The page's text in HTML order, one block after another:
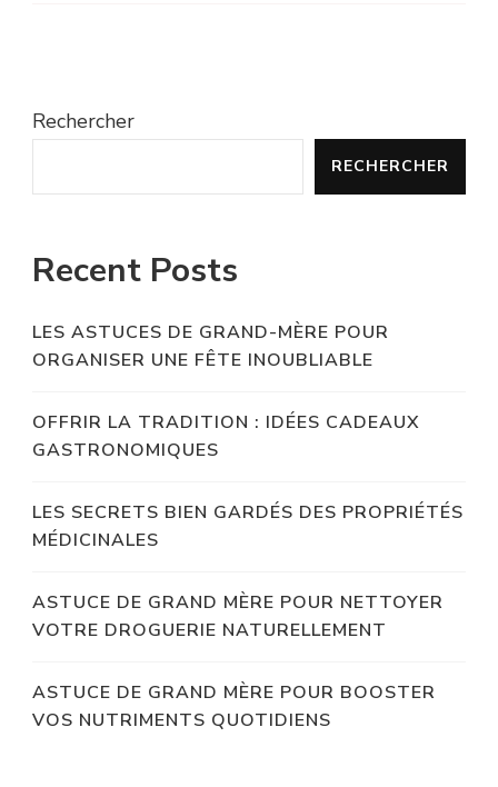
Rechercher
RECHERCHER
Recent Posts
LES ASTUCES DE GRAND-MÈRE POUR
ORGANISER UNE FÊTE INOUBLIABLE
OFFRIR LA TRADITION : IDÉES CADEAUX
GASTRONOMIQUES
LES SECRETS BIEN GARDÉS DES PROPRIÉTÉS
MÉDICINALES
ASTUCE DE GRAND MÈRE POUR NETTOYER
VOTRE DROGUERIE NATURELLEMENT
ASTUCE DE GRAND MÈRE POUR BOOSTER
VOS NUTRIMENTS QUOTIDIENS